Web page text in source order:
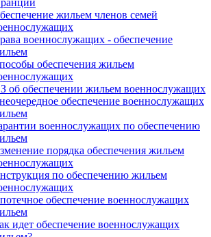
жильем членов семей
военнослужащих - обеспечение
обеспечения жильем
об обеспечении жильем военнослужащих
обеспечение военнослужащих
военнослужащих по обеспечению
порядка обеспечения жильем
по обеспечению жильем
обеспечение военнослужащих
идет обеспечение военнослужащих